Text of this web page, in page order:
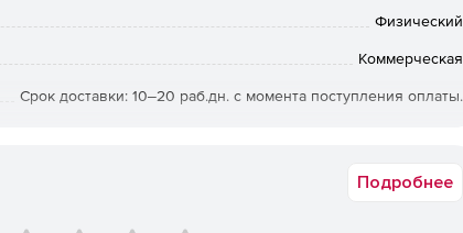
или топологического редактора, далее необходимо ввести
печатной платы и позволяя быстро оценить
процесса.
Физический
Коммерческая
Срок доставки: 10‒20 раб.дн. с момента поступления оплаты.
Подробнее